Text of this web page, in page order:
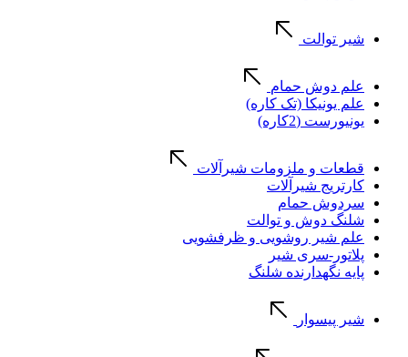
شیر توالت
علم دوش حمام
علم یونیکا (تک کاره)
یونیورست (2کاره)
قطعات و ملزومات شیرآلات
کارتریج شیرآلات
سردوش حمام
شلنگ دوش و توالت
علم شیر روشویی و ظرفشویی
پلاتور-سری شیر
پایه نگهدارنده شلنگ
شیر پیسوار